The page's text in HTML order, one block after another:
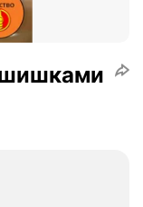
шишками